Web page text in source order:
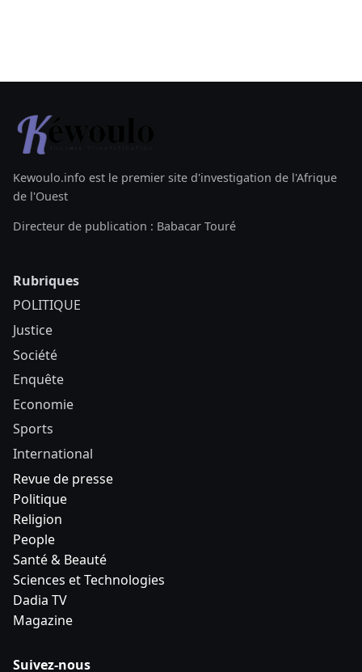
Kewoulo.info est le premier site d'investigation de l'Afrique
de l'Ouest
Directeur de publication : Babacar Touré
Rubriques
POLITIQUE
Justice
Société
Enquête
Economie
Sports
International
Revue de presse
Politique
Religion
People
Santé & Beauté
Sciences et Technologies
Dadia TV
Magazine
Suivez-nous